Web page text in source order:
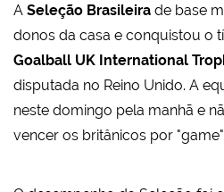
A Seleção Brasileira de base
donos da casa e conquistou o
Goalball UK International
disputada no Reino Unido. A
neste domingo pela manhã e
vencer os britânicos por